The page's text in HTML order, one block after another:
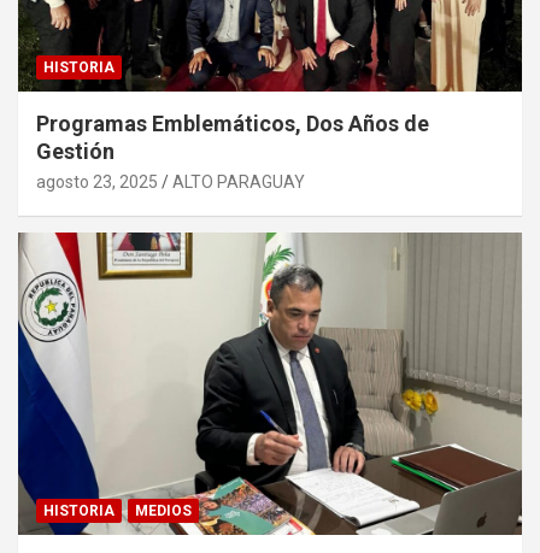
HISTORIA
Programas Emblemáticos, Dos Años de
Gestión
agosto 23, 2025 ALTO PARAGUAY
HISTORIA MEDIOS